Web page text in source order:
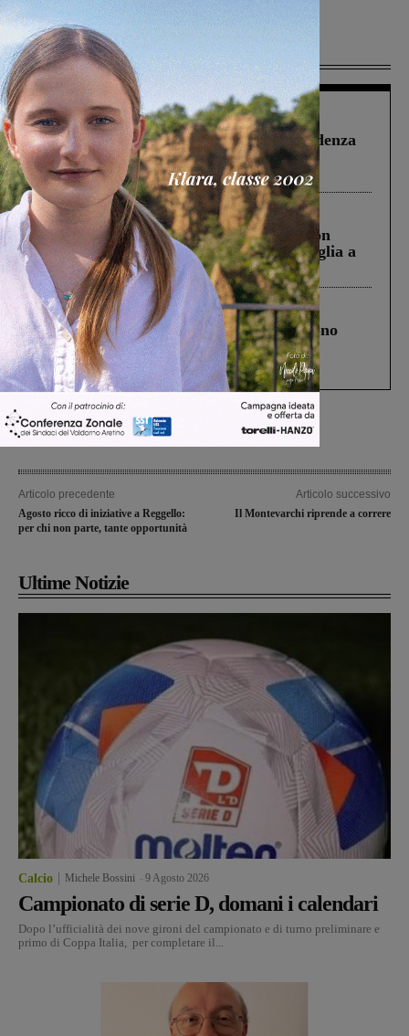
Più lette
Figline Incisa Valdarno 1 Agosto 2026
Piscina di Figline finanziata oltre la scadenza
Pnrr, il gruppo di Fratelli d’Italia: “Un
ringraziamento al Governo”
Cronaca 3 Agosto 2026
Scomparso da una struttura di Castiglion
Fiorentino l’uomo che aveva ucciso la figlia a
Levane nel 2020
Cronaca 4 Agosto 2026
Un anno fa la strage in A1 in cui morirono
Gianni, Giulia e Franco. Lo schianto, il
processo, lo stop ai sorpassi fra tir....
Articolo precedente
Agosto ricco di iniziative a Reggello:
per chi non parte, tante opportunità
Articolo successivo
Il Montevarchi riprende a correre
Ultime Notizie
Calcio Michele Bossini 9 Agosto 2026
Campionato di serie D, domani i calendari
Dopo l’ufficialità dei nove gironi del campionato e di turno preliminare e
primo di Coppa Italia, per completare il...